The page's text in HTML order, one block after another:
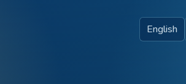
English